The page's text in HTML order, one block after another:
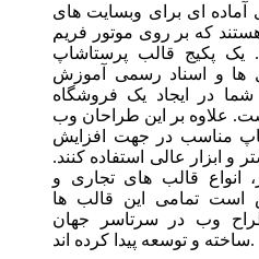
ای برای وبسایت های
که بر روی موتور فریم
یک پکیج قالب پرستاشاپ
ها و اسناد رسمی آموزش
در ایجاد یک فروشگاه
علاوه بر این طراحان وب
مناسب در جهت افزایش
ابزار عالی استفاده کنند.
انواع قالب های تجاری و
است تمامی این قالب ها
وب در سرتاسر جهان
ساخته و توسعه پیدا کرده اند.